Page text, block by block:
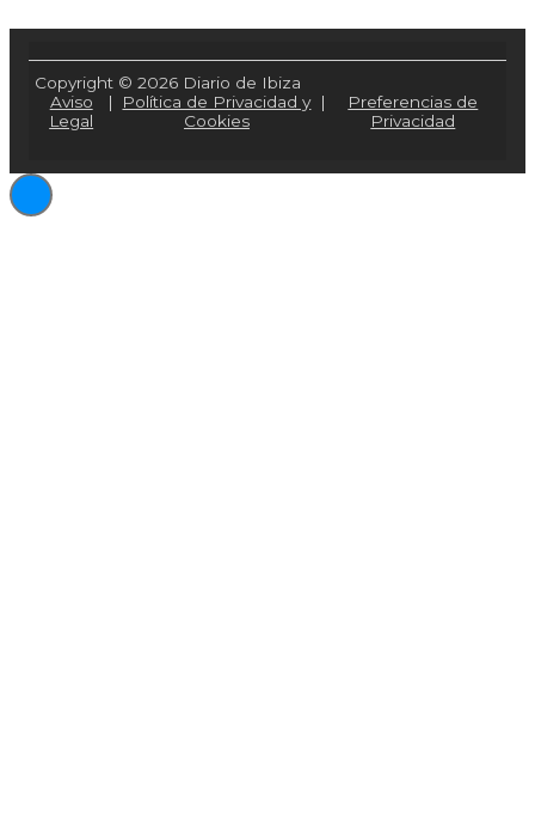
Copyright © 2026 Diario de Ibiza
Aviso
Legal
|
Política de Privacidad y
Cookies
|
Preferencias de
Privacidad